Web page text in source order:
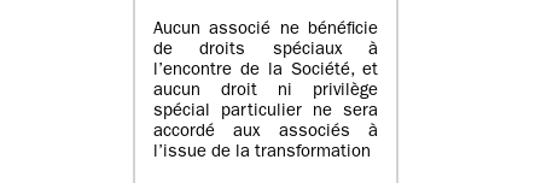
Aucun associé ne bénéficie
de droits spéciaux à
l’encontre de la Société, et
aucun droit ni privilège
spécial particulier ne sera
accordé aux associés à
l’issue de la transformation